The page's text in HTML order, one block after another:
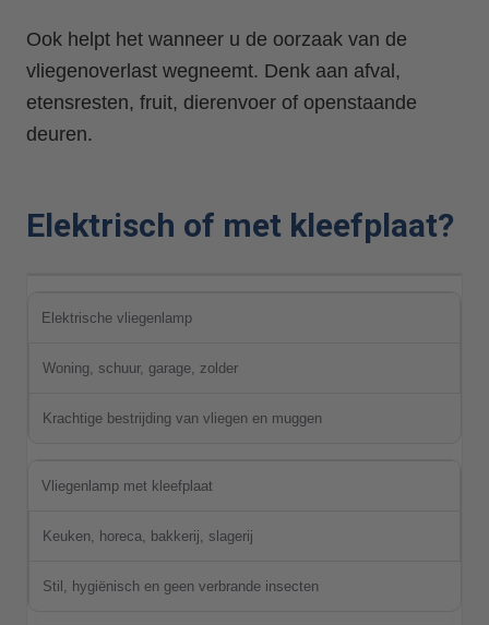
Ook helpt het wanneer u de oorzaak van de
vliegenoverlast wegneemt. Denk aan afval,
etensresten, fruit, dierenvoer of openstaande
deuren.
Elektrisch of met kleefplaat?
Elektrische vliegenlamp
Woning, schuur, garage, zolder
Krachtige bestrijding van vliegen en muggen
Vliegenlamp met kleefplaat
Keuken, horeca, bakkerij, slagerij
Stil, hygiënisch en geen verbrande insecten